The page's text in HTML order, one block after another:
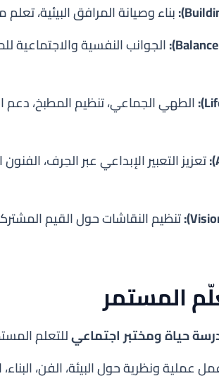
بناء وصيانة المرافق البيئية،
الجوانب النفسية والاجتماعية
الطهي الجماعي، تنظيم المطبخ، دعم
تعزيز التعبير الإبداعي عبر الحِرف،
تنظيم النقاشات حول القيم
المستمر
حياة ومختبر اجتماعيللتعلم
ونظرية حول البيئة، الفن، البناء،